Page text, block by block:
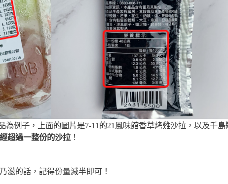
為例子，上面的圖片是7-11的21風味館香草烤雞沙拉，以及千島
超過一整份的沙拉！
滋的話，記得份量減半即可！